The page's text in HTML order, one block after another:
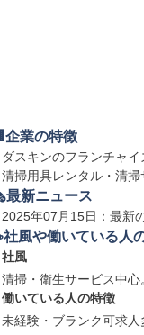
企業の特徴
ダスキンのフランチャ
清掃用具レンタル・清
新ニュース
2025年07月15日：最新
社風や働いている人
社風
清掃・衛生サービス中心
働いている人の特徴
未経験・ブランク可求人